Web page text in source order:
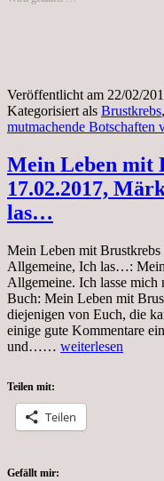
Veröffentlicht am 22/02/
Kategorisiert als Brustkrebs,
mutmachende Botschaften
Mein Leben mit
17.02.2017,
las…
Mein Leben mit
Allgemeine, Ich las…:
Allgemeine. Ich lasse
Buch: Mein Leben mit
diejenigen von Euch, die
einige gute Kommentare
und…… Mein
:
Freitag,
weiterlesen
Teilen mit:
Teilen
Gefällt mir: